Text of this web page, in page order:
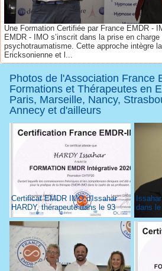
Une Formation Certifiée par France EMDR -
EMDR - IMO s’inscrit dans la prise en
psychotraumatisme. Cette approche intègre
Ericksonienne et l...
Photos de l'Association France
Formations et Thérapeutes en
Paris, Marseille, Nancy,
Annecy et d'ailleurs
Certificat EMDR IMO d'Issahar
HARDY, thérapeute dans le 93
dans